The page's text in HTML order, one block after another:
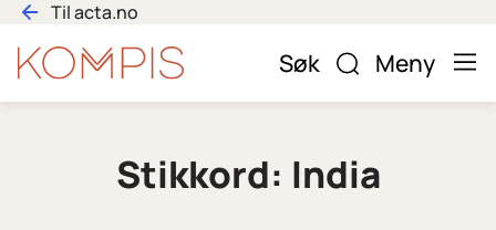
Hopp
innhold
Til acta.no
Bli
kompis Søk Meny
Stikkord: India